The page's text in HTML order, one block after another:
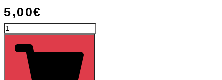
5,00€
quantité
de
Menu
Prestige